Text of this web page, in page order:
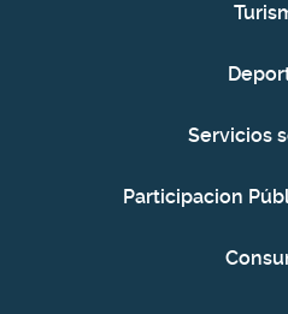
Servicios
Participacion